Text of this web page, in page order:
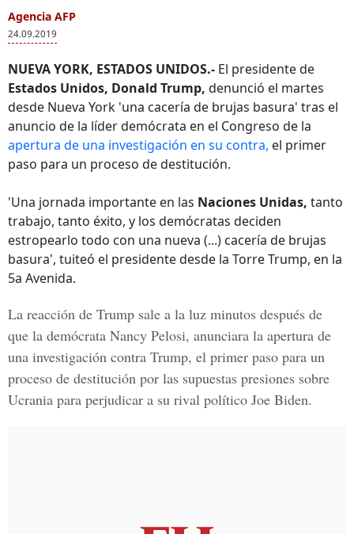
Agencia AFP
24.09.2019
NUEVA YORK, ESTADOS UNIDOS.- El presidente de
Estados Unidos, Donald Trump, denunció el martes
desde Nueva York 'una cacería de brujas basura' tras el
anuncio de la líder demócrata en el Congreso de la
apertura de una investigación en su contra, el primer
paso para un proceso de destitución.
'Una jornada importante en las Naciones Unidas, tanto
trabajo, tanto éxito, y los demócratas deciden
estropearlo todo con una nueva (...) cacería de brujas
basura', tuiteó el presidente desde la Torre Trump, en la
5a Avenida.
La reacción de Trump sale a la luz minutos después de
que la demócrata Nancy Pelosi, anunciara la apertura de
una investigación contra Trump, el primer paso para un
proceso de destitución por las supuestas presiones sobre
Ucrania para perjudicar a su rival político Joe Biden.